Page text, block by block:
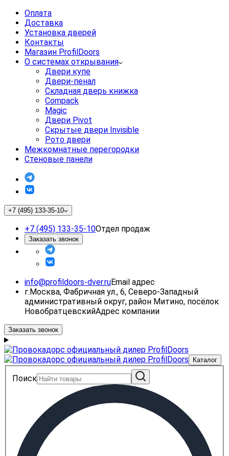
Оплата
Доставка
Установка дверей
Контакты
Магазин ProfilDoors
О системах открывания
Двери купе
Двери-пенал
Складная дверь книжка
Compack
Magic
Двери Pivot
Скрытые двери Invisible
Рото двери
Межкомнатные перегородки
Стеновые панели
+7 (495) 133-35-10
+7 (495) 133-35-10Отдел продаж
Заказать звонок
info@profildoors-dver.ruEmail адрес
г.Москва, Фабричная ул., 6, Северо-Западный
административный округ, район Митино, посёлок
НовобратцевскийАдрес компании
Заказать звонок
Каталог
Поиск